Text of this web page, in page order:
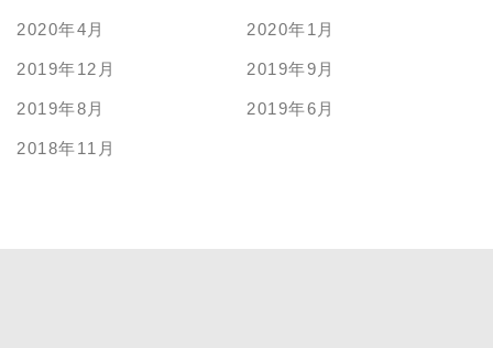
2020年4月 2020年1月
2019年12月 2019年9月
2019年8月 2019年6月
2018年11月